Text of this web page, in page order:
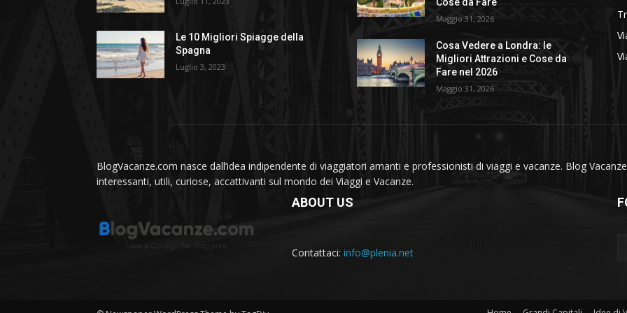
Le 10 Migliori Spiagge della
Spagna
Luglio 3, 2023
Maggio 31, 2026
Cosa Vedere a Londra: le
Migliori Attrazioni e Cose da
Fare nel 2026
Maggio 31, 2026
BlogVacanze.com nasce dall’idea indipendente di viaggiatori amanti e professionisti di viaggi e vacanze. Blog
interessanti, utili, curiose, accattivanti sul mondo dei Viaggi e Vacanze.
ABOUT US
Contattaci: info@plenia.net